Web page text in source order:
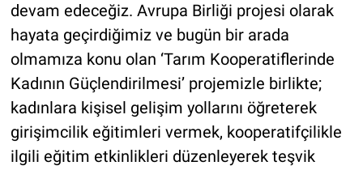
devam edeceğiz. Avrupa Birliği projesi olarak
hayata geçirdiğimiz ve bugün bir arada
olmamıza konu olan ‘Tarım Kooperatiflerinde
Kadının Güçlendirilmesi’ projemizle birlikte;
kadınlara kişisel gelişim yollarını öğreterek
girişimcilik eğitimleri vermek, kooperatifçilikle
ilgili eğitim etkinlikleri düzenleyerek teşvik